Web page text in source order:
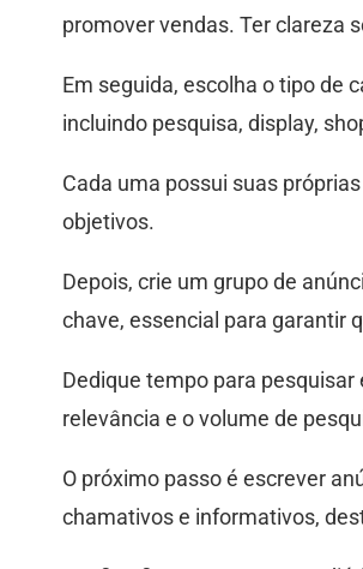
promover vendas. Ter clareza
Em seguida, escolha o tipo de
incluindo pesquisa, display,
Cada uma possui suas
objetivos.
Depois, crie um grupo de
chave, essencial para garantir
Dedique tempo para
relevância e o volume de
O próximo passo é escrever
chamativos e informativos,